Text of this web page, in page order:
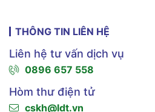
THÔNG TIN LIÊN HỆ
Liên hệ tư vấn dịch vụ
0896 657 558
Hòm thư điện tử
cskh@ldt.vn